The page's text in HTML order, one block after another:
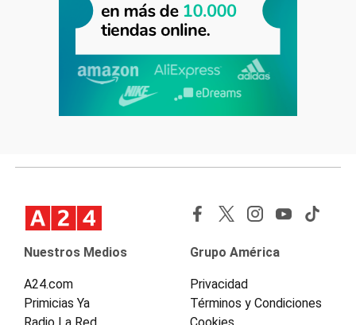
Nuestros Medios
A24.com
Primicias Ya
Grupo América
Privacidad
Términos y Condiciones